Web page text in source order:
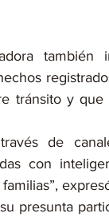
también
tránsito y que
de
con
presunta